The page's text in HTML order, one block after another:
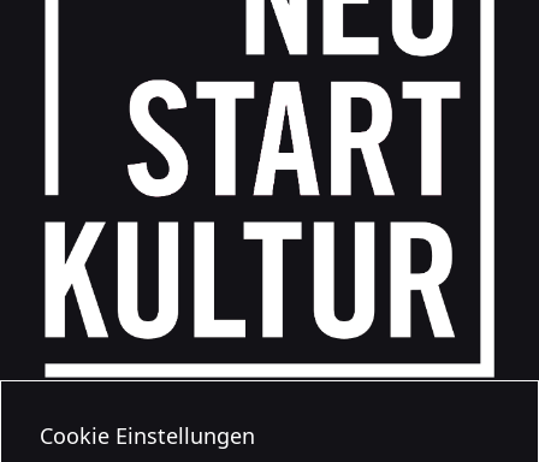
Cookie Einstellungen